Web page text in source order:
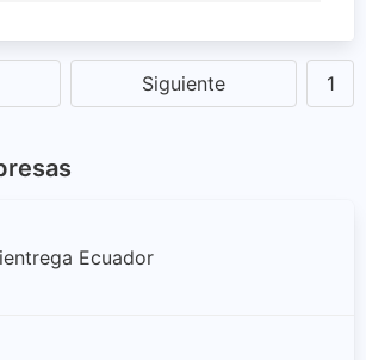
Siguiente 1
Ecuador